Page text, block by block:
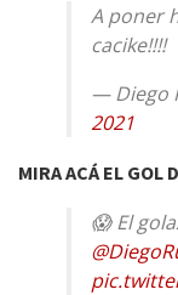
A poner
cacike!!!!
— Diego
2021
MIRA ACÁ EL GOL
😱 El